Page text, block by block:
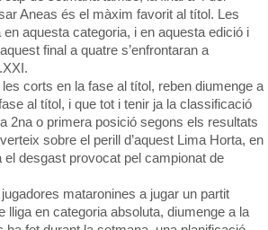
Aneas és el màxim favorit al títol. Les
aquesta categoria, i en aquesta edició i
final a quatre s’enfrontaran a
corts en la fase al títol, reben diumenge a
al títol, i que tot i tenir ja la classificació
2na o primera posició segons els resultats
sobre el perill d’aquest Lima Horta, en
desgast provocat pel campionat de
mataronines a jugar un partit
lliga en categoria absoluta, diumenge a la